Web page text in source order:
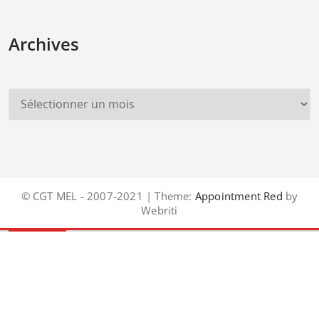
Archives
© CGT MEL - 2007-2021 | Theme: Appointment Red by
Webriti